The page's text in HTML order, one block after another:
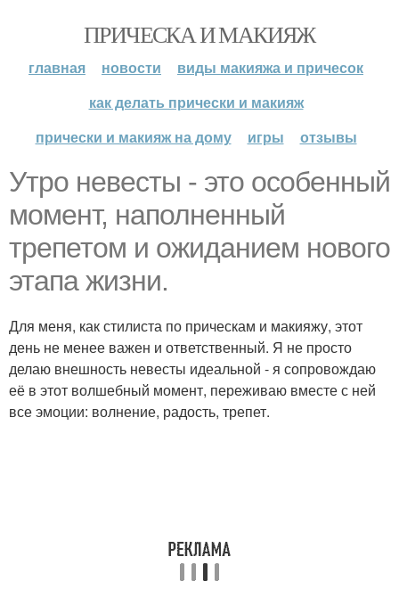
ПРИЧЕСКА И МАКИЯЖ
главная новости
виды макияжа и причесок
как делать прически и макияж
прически и макияж на дому
игры отзывы
Утро невесты - это особенный
момент, наполненный
трепетом и ожиданием нового
этапа жизни.
Для меня, как стилиста по прическам и макияжу, этот
день не менее важен и ответственный. Я не просто
делаю внешность невесты идеальной - я сопровождаю
её в этот волшебный момент, переживаю вместе с ней
все эмоции: волнение, радость, трепет.